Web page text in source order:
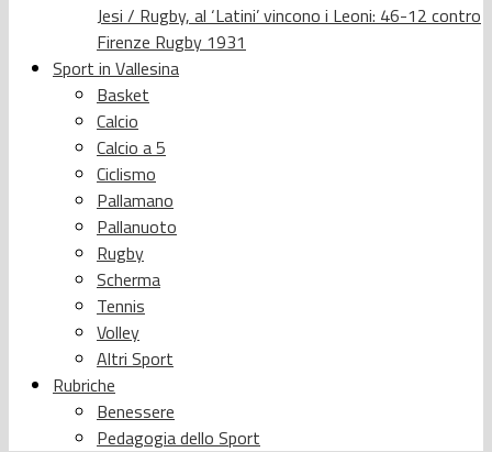
Jesi / Rugby, al ‘Latini’ vincono i Leoni: 46-12 contro
Firenze Rugby 1931
Sport in Vallesina
Basket
Calcio
Calcio a 5
Ciclismo
Pallamano
Pallanuoto
Rugby
Scherma
Tennis
Volley
Altri Sport
Rubriche
Benessere
Pedagogia dello Sport